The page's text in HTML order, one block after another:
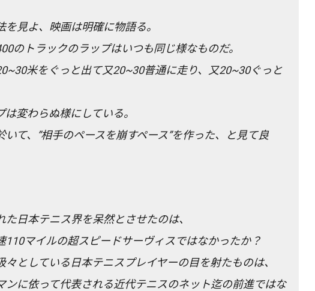
見よ、映画は明確に物語る。
のトラックのラップはいつも同じ様なものだ。
米をぐっと出て又20~30普通に走り、又20~30ぐっと
変わらぬ様にしている。
いて、”相手のペースを崩すペース”を作った、と見て良
日本テニス界を呆然とさせたのは、
110マイルの超スピードサーヴィスではなかったか？
々としている日本テニスプレイヤーの目を射たものは、
ンに依って代表される近代テニスのネット迄の前進ではな